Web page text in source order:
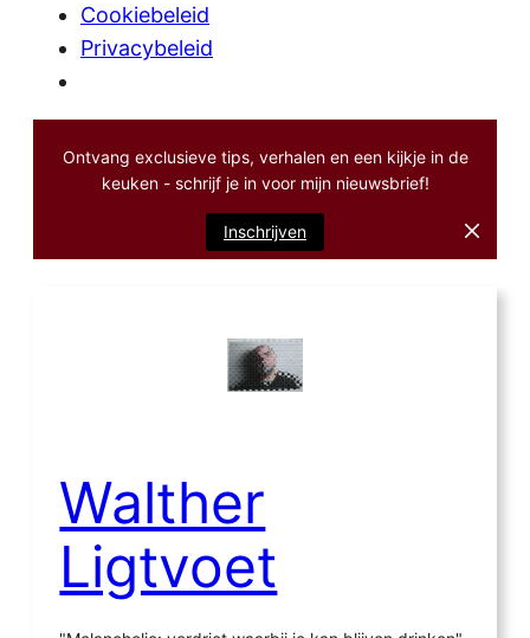
Cookiebeleid
Privacybeleid
Ontvang exclusieve tips, verhalen en een kijkje in de
keuken - schrijf je in voor mijn nieuwsbrief!
Inschrijven
Walther
Ligtvoet